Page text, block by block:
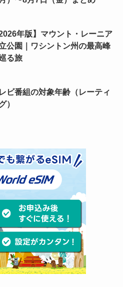
2026年版】マウント・レーニア
公園｜ワシントン州の最高峰
る旅
ビ番組の対象年齢（レーティ
）